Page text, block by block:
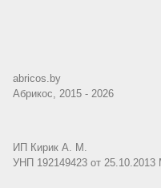
abricos.by
Абрикос, 2015 - 2026
ИП Кирик А. М.
УНП 192149423 от